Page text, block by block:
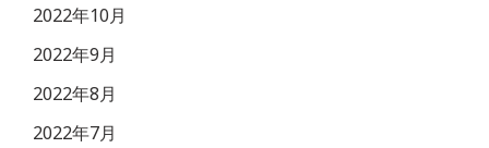
2022年10月
2022年9月
2022年8月
2022年7月